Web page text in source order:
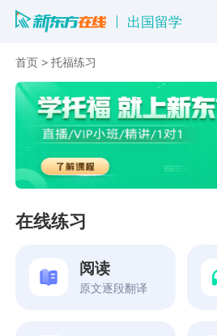
出国留学
首页 >托福练习
在线练习
阅读
原文逐段翻译